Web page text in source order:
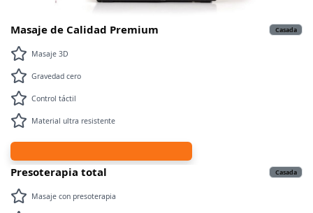
Masaje de Calidad Premium Casada
Masaje 3D
Gravedad cero
Control táctil
Material ultra resistente
Presoterapia total Casada
Masaje con presoterapia